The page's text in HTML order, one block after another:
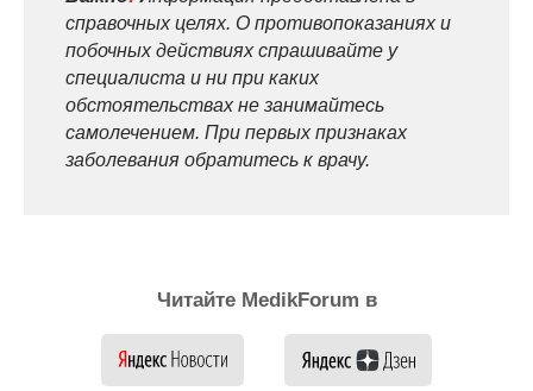
справочных целях. О противопоказаниях и
побочных действиях спрашивайте у
специалиста и ни при каких
обстоятельствах не занимайтесь
самолечением. При первых признаках
заболевания обратитесь к врачу.
Читайте MedikForum в